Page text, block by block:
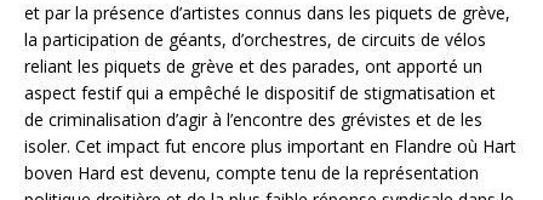
et par la présence d’artistes connus dans les piquets de grève,
la participation de géants, d’orchestres, de circuits de vélos
reliant les piquets de grève et des parades, ont apporté un
aspect festif qui a empêché le dispositif de stigmatisation et
de criminalisation d’agir à l’encontre des grévistes et de les
isoler. Cet impact fut encore plus important en Flandre où Hart
boven Hard est devenu, compte tenu de la représentation